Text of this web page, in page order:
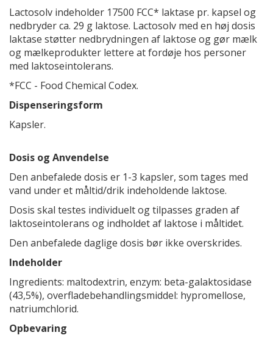
Lactosolv indeholder 17500 FCC* laktase pr. kapsel og
nedbryder ca. 29 g laktose. Lactosolv med en høj dosis
laktase støtter nedbrydningen af laktose og gør mælk
og mælkeprodukter lettere at fordøje hos personer
med laktoseintolerans.
*FCC - Food Chemical Codex.
Dispenseringsform
Kapsler.
Dosis og Anvendelse
Den anbefalede dosis er 1-3 kapsler, som tages med
vand under et måltid/drik indeholdende laktose.
Dosis skal testes individuelt og tilpasses graden af
laktoseintolerans og indholdet af laktose i måltidet.
Den anbefalede daglige dosis bør ikke overskrides.
Indeholder
Ingredients: maltodextrin, enzym: beta-galaktosidase
(43,5%), overfladebehandlingsmiddel: hypromellose,
natriumchlorid.
Opbevaring